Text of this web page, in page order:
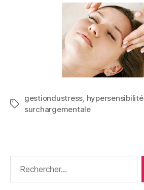
gestiondustress hypersensibilité,
surchargementale